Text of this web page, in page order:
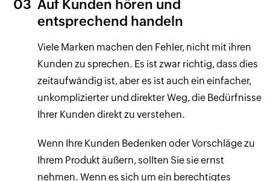
03 Auf Kunden hören und
entsprechend handeln
Viele Marken machen den Fehler, nicht mit ihren
Kunden zu sprechen. Es ist zwar richtig, dass dies
zeitaufwändig ist, aber es ist auch ein einfacher,
unkomplizierter und direkter Weg, die Bedürfnisse
Ihrer Kunden direkt zu verstehen.
Wenn Ihre Kunden Bedenken oder Vorschläge zu
Ihrem Produkt äußern, sollten Sie sie ernst
nehmen. Wenn es sich um ein berechtigtes